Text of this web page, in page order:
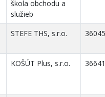
škola obchodu a
služieb
STEFE THS, s.r.o.
KOŠÚT Plus, s.r.o.